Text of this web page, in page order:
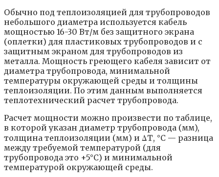
Обычно под теплоизоляцией для трубопроводов
небольшого диаметра используется кабель
мощностью 16-30 Вт/м без защитного экрана
(оплетки) для пластиковых трубопроводов и с
защитным экраном для трубопроводов из
металла. Мощность греющего кабеля зависит от
диаметра трубопровода, минимальной
температуры окружающей среды и толщины
теплоизоляции. По этим данным выполняется
теплотехнический расчет трубопровода.
Расчет мощности можно произвести по таблице,
в которой указан диаметр трубопровода (мм),
толщина теплоизоляции (мм) и ΔТ, °С — разница
между требуемой температурой (для
трубопровода это +5°С) и минимальной
температурой окружающей среды.